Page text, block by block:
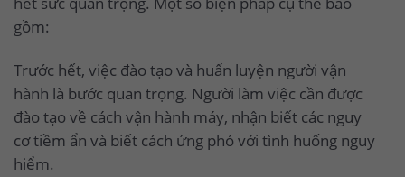
gồm:
Trước hết, việc đào tạo và huấn luyện người vận
hành là bước quan trọng. Người làm việc cần được
đào tạo về cách vận hành máy, nhận biết các nguy
cơ tiềm ẩn và biết cách ứng phó với tình huống nguy
hiểm.